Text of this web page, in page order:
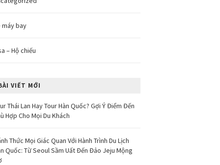
máy bay
– Hộ chiếu
VIẾT MỚI
Thái Lan Hay Tour Hàn Quốc? Gợi Ý Điểm Đến
Hợp Cho Mọi Du Khách
Thức Mọi Giác Quan Với Hành Trình Du Lịch
Quốc: Từ Seoul Sầm Uất Đến Đảo Jeju Mộng